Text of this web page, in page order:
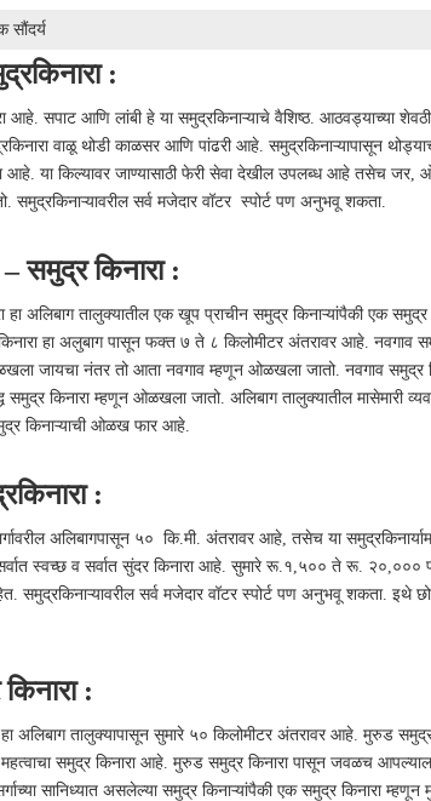
सौंदर्य
:
आहे. सपाट आणि लांबी हे या समुद्रकिनाऱ्याचे वैशिष्ठ. आठवड्याच्या
वाळू थोडी काळसर आणि पांढरी आहे. समुद्रकिनाऱ्यापासून
आहे. या किल्यावर जाण्यासाठी फेरी सेवा देखील उपलब्ध आहे तसेच
समुद्रकिनाऱ्यावरील सर्व मजेदार वॉटर स्पोर्ट पण अनुभवू शकता.
समुद्र किनारा :
हा अलिबाग तालुक्यातील एक खूप प्राचीन समुद्र किनाऱ्यांपैकी एक
हा अलुबाग पासून फक्त ७ ते ८ किलोमीटर अंतरावर आहे. नवगाव
जायचा नंतर तो आता नवगाव म्हणून ओळखला जातो. नवगाव समुद्र
समुद्र किनारा म्हणून ओळखला जातो. अलिबाग तालुक्यातील मासेमारी
किनाऱ्याची ओळख फार आहे.
:
अलिबागपासून ५० कि.मी. अंतरावर आहे, तसेच या
सर्वात स्वच्छ व सर्वात सुंदर किनारा आहे. सुमारे रू.१,५०० ते रू.
समुद्रकिनाऱ्यावरील सर्व मजेदार वॉटर स्पोर्ट पण अनुभवू शकता. इथे
:
अलिबाग तालुक्यापासून सुमारे ५० किलोमीटर अंतरावर आहे. मुरुड समुद्र
समुद्र किनारा आहे. मुरुड समुद्र किनारा पासून जवळच आपल्याला
सानिध्यात असलेल्या समुद्र किनाऱ्यांपैकी एक समुद्र किनारा